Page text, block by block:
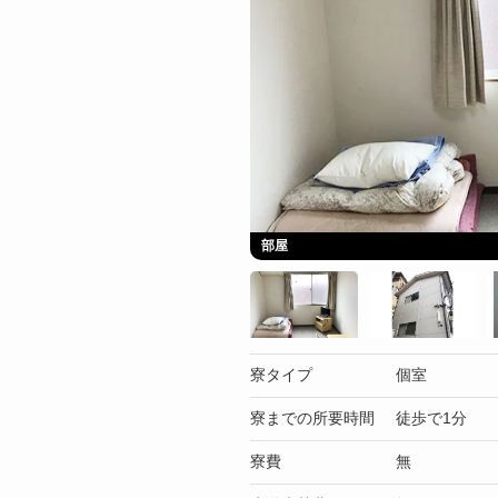
部屋
寮タイプ 個室
寮までの所要時間 徒歩で1分
寮費 無